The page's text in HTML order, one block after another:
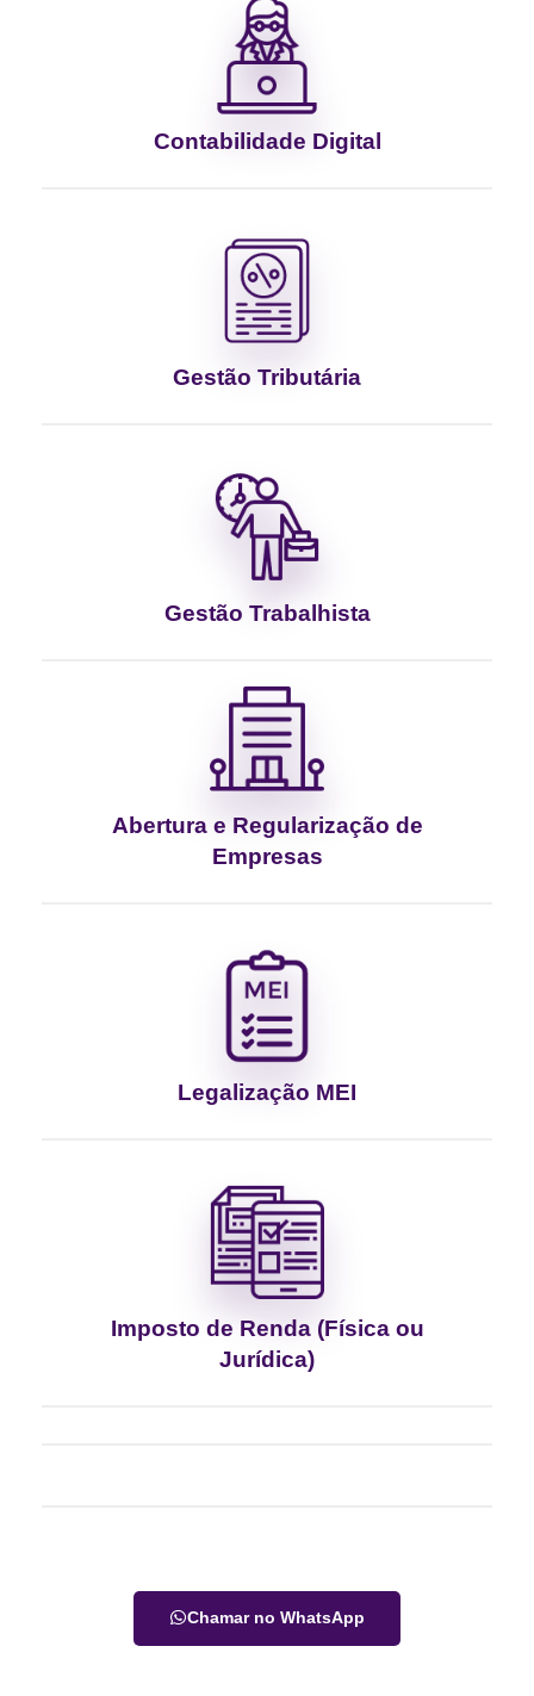
Contabilidade Digital
Gestão Tributária
Gestão Trabalhista
Abertura e Regularização de
Empresas
Legalização MEI
Imposto de Renda (Física ou
Jurídica)
Chamar no WhatsApp